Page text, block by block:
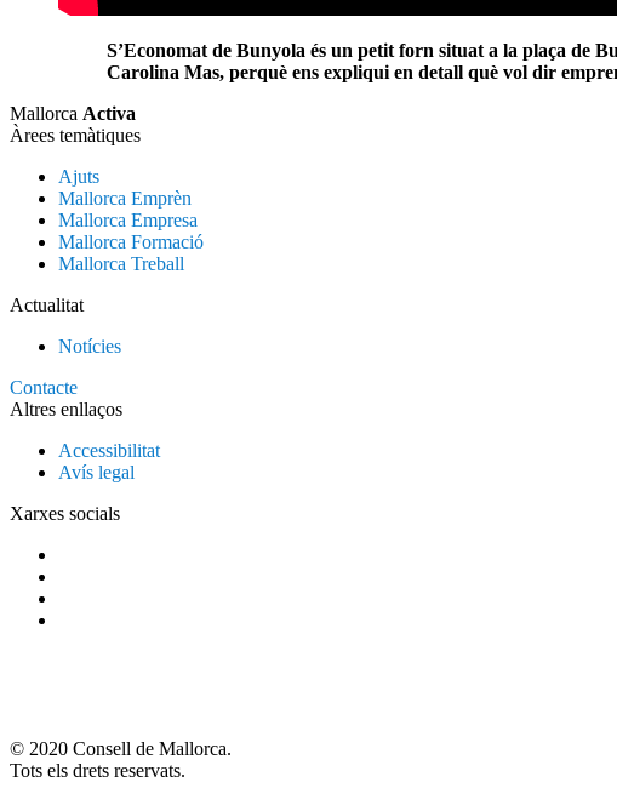
S’Economat de Bunyola és un petit forn situat a la plaça de
Carolina Mas, perquè ens expliqui en detall què vol dir
Mallorca Activa
Àrees temàtiques
Ajuts
Mallorca Emprèn
Mallorca Empresa
Mallorca Formació
Mallorca Treball
Actualitat
Notícies
Contacte
Altres enllaços
Accessibilitat
Avís legal
Xarxes socials
© 2020 Consell de Mallorca.
Tots els drets reservats.